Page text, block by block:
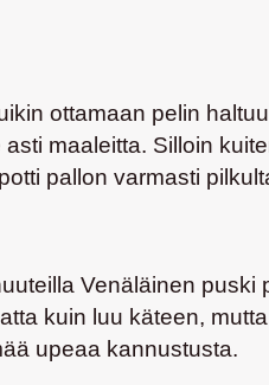
ottamaan pelin
maaleitta. Silloin
pallon varmasti
Venäläinen
kuin luu käteen,
upeaa kannustusta.